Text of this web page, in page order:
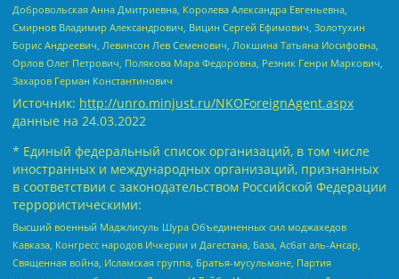
Добровольская Анна Дмитриевна, Королева Александра Евгеньевна,
Смирнов Владимир Александрович, Вицин Сергей Ефимович, Золотухин
Борис Андреевич, Левинсон Лев Семенович, Локшина Татьяна Иосифовна,
Орлов Олег Петрович, Полякова Мара Федоровна, Резник Генри Маркович,
Захаров Герман Константинович
Источник: http://unro.minjust.ru/NKOForeignAgent.aspx
данные на 24.03.2022
* Единый федеральный список организаций, в том числе
иностранных и международных организаций, признанных
в соответствии с законодательством Российской Федерации
террористическими:
Высший военный Маджлисуль Шура Объединенных сил моджахедов
Кавказа, Конгресс народов Ичкерии и Дагестана, База, Асбат аль-Ансар,
Священная война, Исламская группа, Братья-мусульмане, Партия